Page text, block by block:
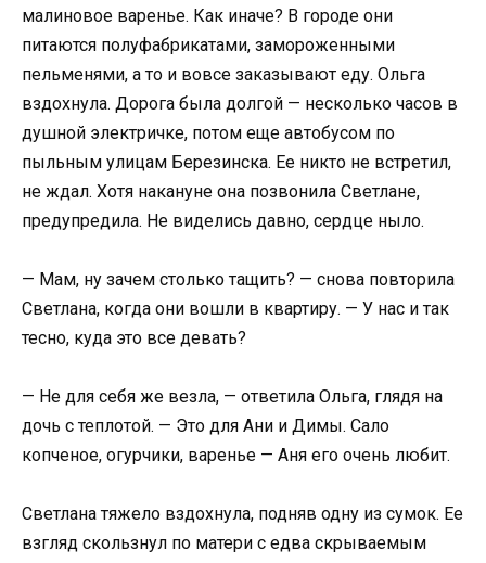
малиновое варенье. Как иначе? В городе они
питаются полуфабрикатами, замороженными
пельменями, а то и вовсе заказывают еду. Ольга
вздохнула. Дорога была долгой — несколько часов в
душной электричке, потом еще автобусом по
пыльным улицам Березинска. Ее никто не встретил,
не ждал. Хотя накануне она позвонила Светлане,
предупредила. Не виделись давно, сердце ныло.
— Мам, ну зачем столько тащить? — снова повторила
Светлана, когда они вошли в квартиру. — У нас и так
тесно, куда это все девать?
— Не для себя же везла, — ответила Ольга, глядя на
дочь с теплотой. — Это для Ани и Димы. Сало
копченое, огурчики, варенье — Аня его очень любит.
Светлана тяжело вздохнула, подняв одну из сумок. Ее
взгляд скользнул по матери с едва скрываемым